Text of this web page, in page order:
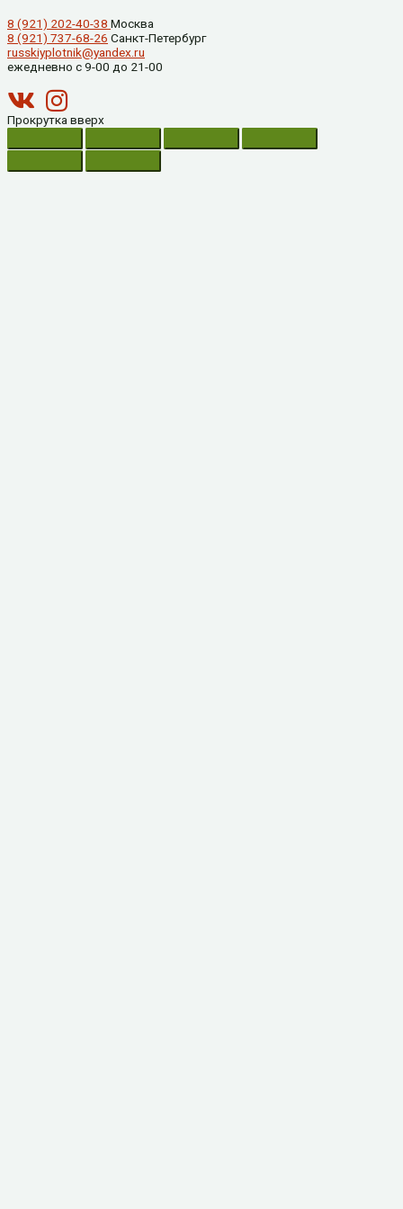
8 (921) 202-40-38 Москва
8 (921) 737-68-26 Санкт-Петербург
russkiyplotnik@yandex.ru
ежедневно с 9-00 до 21-00
Прокрутка вверх